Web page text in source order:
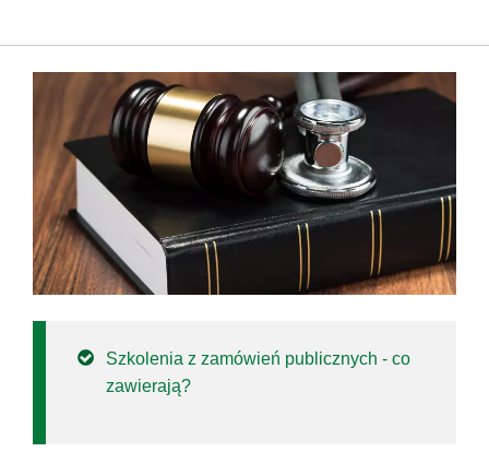
Szkolenia z zamówień publicznych - co
zawierają?